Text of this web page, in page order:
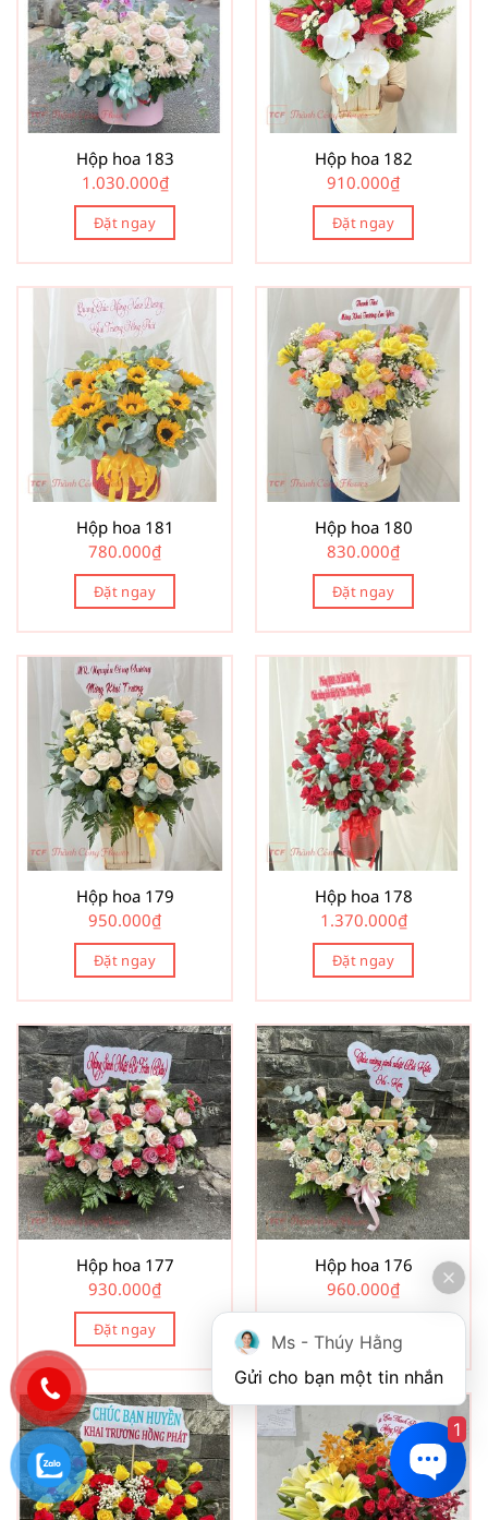
Hộp hoa 183
1.030.000₫
Đặt ngay
Hộp hoa 182
910.000₫
Đặt ngay
Hộp hoa 181
780.000₫
Đặt ngay
Hộp hoa 180
830.000₫
Đặt ngay
Hộp hoa 179
950.000₫
Đặt ngay
Hộp hoa 178
1.370.000₫
Đặt ngay
Hộp hoa 177
930.000₫
Đặt ngay
Hộp hoa 176
960.000₫
Ms - Thúy Hằng
Gửi cho bạn một tin nhắn
1